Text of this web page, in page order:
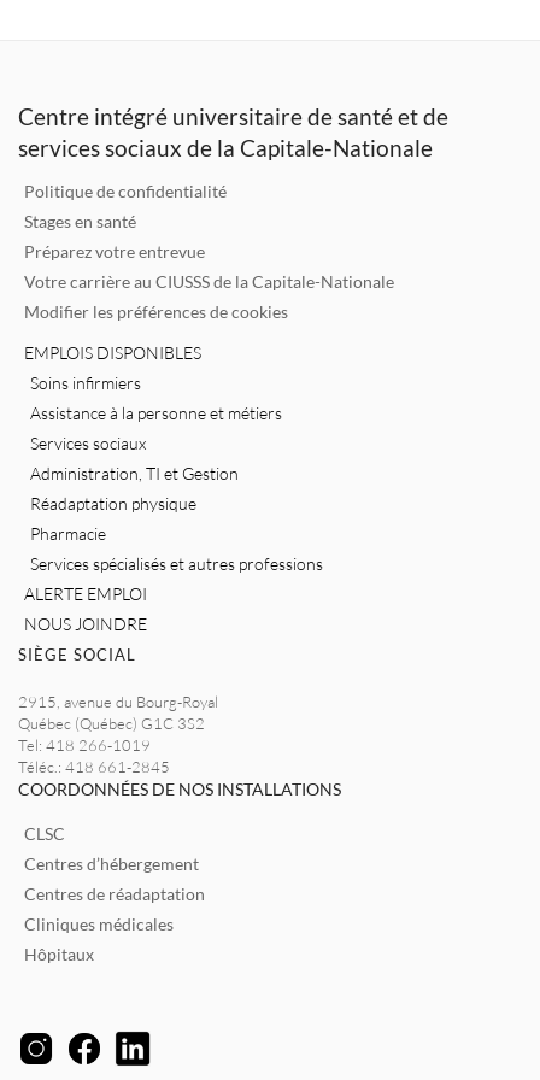
dI
n
r
o
Centre intégré universitaire de santé et de
services sociaux de la Capitale-Nationale
Politique de confidentialité
Stages en santé
Préparez votre entrevue
Votre carrière au CIUSSS de la Capitale-Nationale
Modifier les préférences de cookies
EMPLOIS DISPONIBLES
Soins infirmiers
Assistance à la personne et métiers
Services sociaux
Administration, TI et Gestion
Réadaptation physique
Pharmacie
Services spécialisés et autres professions
ALERTE EMPLOI
NOUS JOINDRE
SIÈGE SOCIAL
2915, avenue du Bourg-Royal
Québec (Québec) G1C 3S2
Tel: 418 266-1019
Téléc.: 418 661-2845
COORDONNÉES DE NOS INSTALLATIONS
CLSC
Centres d’hébergement
Centres de réadaptation
Cliniques médicales
Hôpitaux